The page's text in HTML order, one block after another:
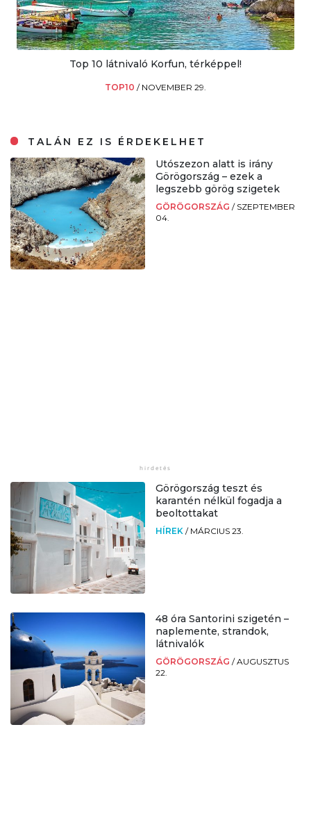
Top 10 látnivaló Korfun, térképpel!
TOP10 / NOVEMBER 29.
TALÁN EZ IS ÉRDEKELHET
Utószezon alatt is irány
Görögország – ezek a
legszebb görög szigetek
GÖRÖGORSZÁG / SZEPTEMBER
04.
Görögország teszt és
karantén nélkül fogadja a
beoltottakat
HÍREK / MÁRCIUS 23.
48 óra Santorini szigetén –
naplemente, strandok,
látnivalók
GÖRÖGORSZÁG /AUGUSZTUS
22.